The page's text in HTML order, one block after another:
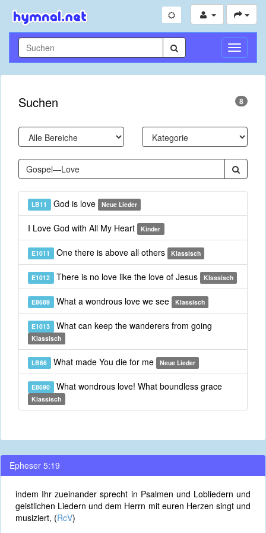
Suchen 8
LB11 God is love Neue Lieder
I Love God with All My Heart Kinder
E1011 One there is above all others Klassisch
E1012 There is no love like the love of Jesus Klassisch
E8689 What a wondrous love we see Klassisch
E1013 What can keep the wanderers from going
Klassisch
LB66 What made You die for me Neue Lieder
E8690 What wondrous love! What boundless grace
Klassisch
Epheser 5:19
indem Ihr zueinander sprecht in Psalmen und Lobliedern und
geistlichen Liedern und dem Herrn mit euren Herzen singt und
musiziert, (RcV)